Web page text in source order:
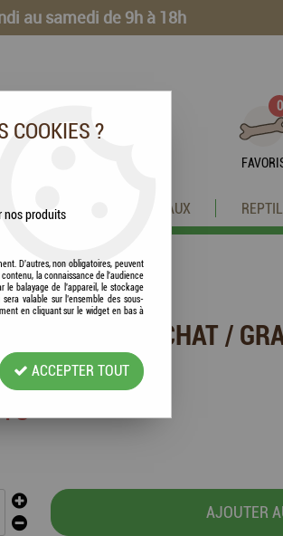
au samedi de 9h à 18h
0
LA FERME OISEAUX
- ARBRE À CHAT /
donner votre avis !
AJOUTER
COOKIES ?
nos produits
D'autres, non obligatoires, peuvent
la connaissance de l'audience
le balayage de l'appareil, le stockage
valable sur l’ensemble des sous-
en cliquant sur le widget en bas à
ACCEPTER TOUT